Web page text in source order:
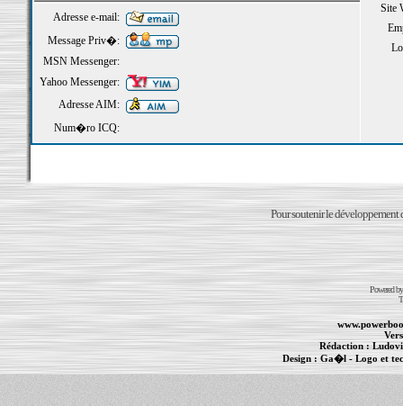
Site
Adresse e-mail:
Message Priv�:
MSN Messenger:
Yahoo Messenger:
Adresse AIM:
Num�ro ICQ:
Pour soutenir le développement
Powered
Rédaction :
Design : Ga�l- Logo et